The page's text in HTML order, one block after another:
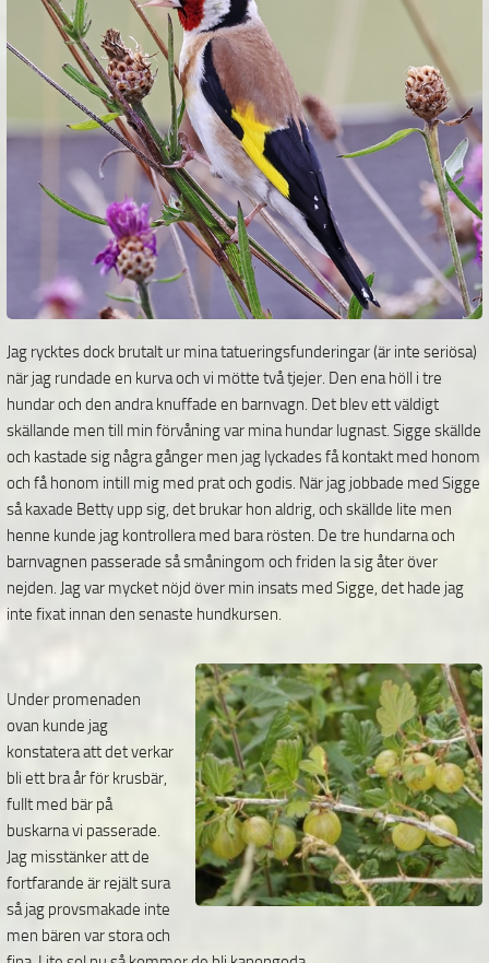
Jag rycktes dock brutalt ur mina tatueringsfunderingar (är inte seriösa)
när jag rundade en kurva och vi mötte två tjejer. Den ena höll i tre
hundar och den andra knuffade en barnvagn. Det blev ett väldigt
skällande men till min förvåning var mina hundar lugnast. Sigge skällde
och kastade sig några gånger men jag lyckades få kontakt med honom
och få honom intill mig med prat och godis. När jag jobbade med Sigge
så kaxade Betty upp sig, det brukar hon aldrig, och skällde lite men
henne kunde jag kontrollera med bara rösten. De tre hundarna och
barnvagnen passerade så småningom och friden la sig åter över
nejden. Jag var mycket nöjd över min insats med Sigge, det hade jag
inte fixat innan den senaste hundkursen.
Under promenaden
ovan kunde jag
konstatera att det verkar
bli ett bra år för krusbär,
fullt med bär på
buskarna vi passerade.
Jag misstänker att de
fortfarande är rejält sura
så jag provsmakade inte
men bären var stora och